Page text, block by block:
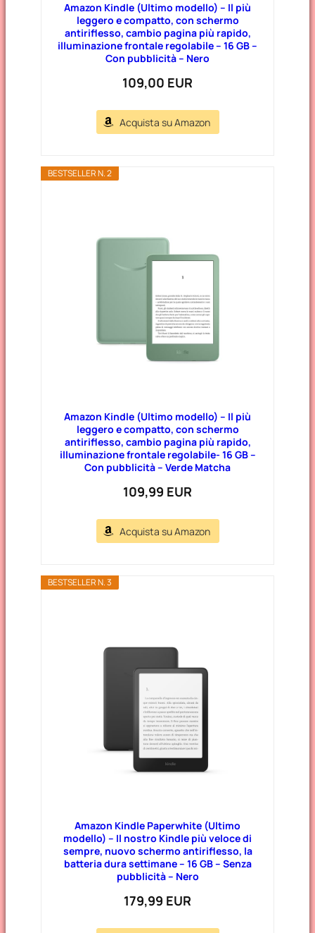
Amazon Kindle (Ultimo modello) – Il più
leggero e compatto, con schermo
antiriflesso, cambio pagina più rapido,
illuminazione frontale regolabile – 16 GB –
Con pubblicità – Nero
109,00 EUR
Acquista su Amazon
BESTSELLER N. 2
Amazon Kindle (Ultimo modello) – Il più
leggero e compatto, con schermo
antiriflesso, cambio pagina più rapido,
illuminazione frontale regolabile- 16 GB –
Con pubblicità – Verde Matcha
109,99 EUR
Acquista su Amazon
BESTSELLER N. 3
Amazon Kindle Paperwhite (Ultimo
modello) – Il nostro Kindle più veloce di
sempre, nuovo schermo antiriflesso, la
batteria dura settimane – 16 GB – Senza
pubblicità – Nero
179,99 EUR